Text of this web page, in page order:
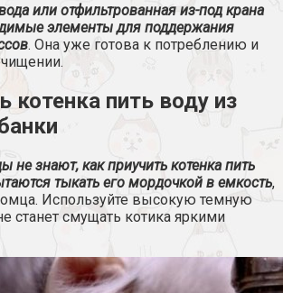
или отфильтрованная из-под крана
элементы для поддержания
. Она уже готова к потреблению и
котенка пить воду из
не знают, как приучить котенка пить
тыкать его мордочкой в емкость,
Используйте высокую темную
станет смущать котика яркими